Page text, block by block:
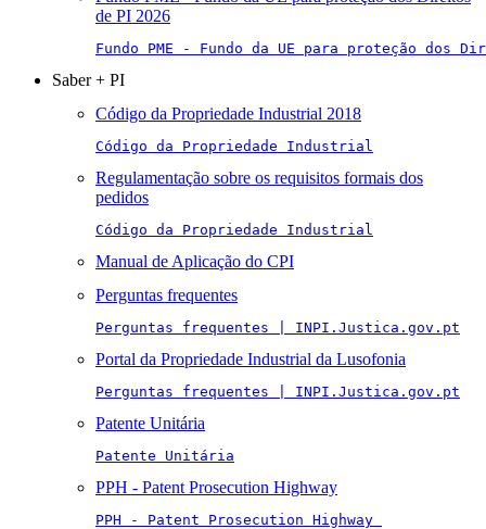
de PI 2026
Fundo PME - Fundo da UE para proteção
Saber + PI
Código da Propriedade Industrial 2018
Código da Propriedade Industrial
Regulamentação sobre os requisitos formais dos
pedidos
Código da Propriedade Industrial
Manual de Aplicação do CPI
Perguntas frequentes
Perguntas frequentes | INPI.Justica.gov.pt
Portal da Propriedade Industrial da Lusofonia
Perguntas frequentes | INPI.Justica.gov.pt
Patente Unitária
Patente Unitária
PPH - Patent Prosecution Highway
PPH - Patent Prosecution Highway